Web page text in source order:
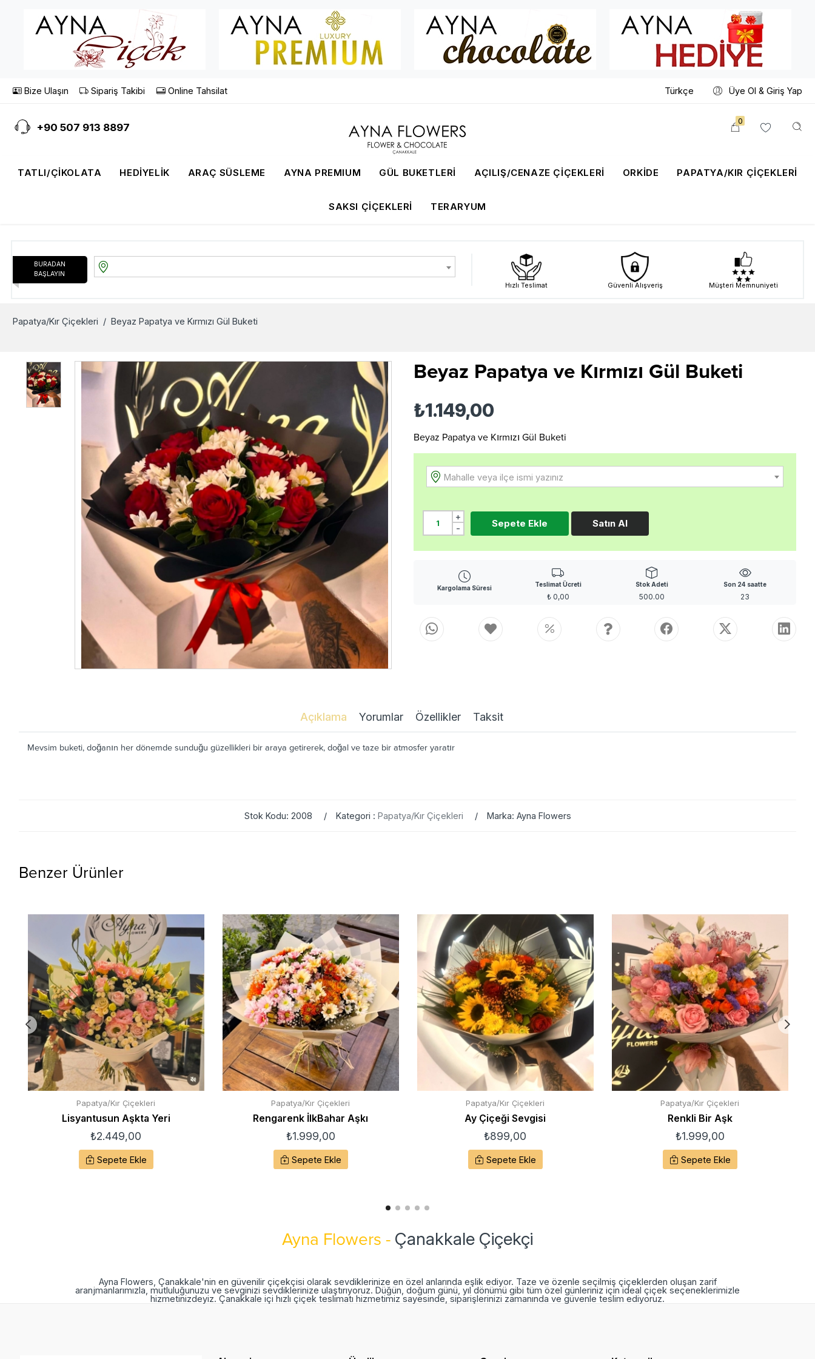
Bize Ulaşın Sipariş Takibi Online Tahsilat Türkçe Üye Ol & Giriş Yap
+90 507 913 8897
0
TATLI/ÇIKOLATA HEDIYELIK ARAÇ SÜSLEME AYNA PREMIUM GÜL BUKETLERI AÇILIŞ/CENAZE ÇİÇEKLERİ ORKIDE PAPATYA/KIR ÇIÇEKLERI
SAKSI ÇIÇEKLERI TERARYUM
BURADAN
BAŞLAYIN
Hızlı Teslimat Güvenli Alışveriş Müşteri Memnuniyeti
Papatya/Kır Çiçekleri / Beyaz Papatya ve Kırmızı Gül Buketi
Beyaz Papatya ve Kırmızı Gül Buketi
₺1.149,00
Beyaz Papatya ve Kırmızı Gül Buketi
Mahalle veya ilçe ismi yazınız
+
-
Sepete Ekle Satın Al
Kargolama Süresi Teslimat Ücreti
₺ 0,00
Stok Adeti
500.00
Son 24 saatte
23
Açıklama Yorumlar Özellikler Taksit
Mevsim buketi, doğanın her dönemde sunduğu güzellikleri bir araya getirerek, doğal ve taze bir atmosfer yaratır
Stok Kodu: 2008 Kategori : Papatya/Kır Çiçekleri Marka: Ayna Flowers
Benzer Ürünler
Papatya/Kır Çiçekleri
Lisyantusun Aşkta Yeri
₺2.449,00
Sepete Ekle
Papatya/Kır Çiçekleri
Rengarenk İlkBahar Aşkı
₺1.999,00
Sepete Ekle
Papatya/Kır Çiçekleri
Ay Çiçeği Sevgisi
₺899,00
Sepete Ekle
Papatya/Kır Çiçekleri
Renkli Bir Aşk
₺1.999,00
Sepete Ekle
Ayna Flowers - Çanakkale Çiçekçi
Ayna Flowers, Çanakkale'nin en güvenilir çiçekçisi olarak sevdiklerinize en özel anlarında eşlik ediyor. Taze ve özenle seçilmiş çiçeklerden oluşan zarif
aranjmanlarımızla, mutluluğunuzu ve sevginizi sevdiklerinize ulaştırıyoruz. Düğün, doğum günü, yıl dönümü gibi tüm özel günleriniz için ideal çiçek seçeneklerimizle
hizmetinizdeyiz. Çanakkale içi hızlı çiçek teslimatı hizmetimiz sayesinde, siparişlerinizi zamanında ve güvenle teslim ediyoruz.